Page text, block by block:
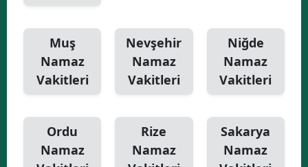
Muş
Namaz
Vakitleri
Nevşehir
Namaz
Vakitleri
Niğde
Namaz
Vakitleri
Ordu
Namaz
Rize
Namaz
Sakarya
Namaz